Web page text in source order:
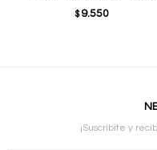
$ 9.550
¡Suscribite y